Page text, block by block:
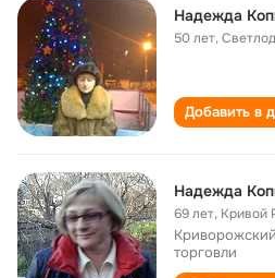
Надежда
50 лет,
Добавить в
Надежда
69 лет, Кривой
торговли